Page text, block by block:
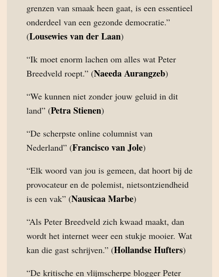
grenzen van smaak heen gaat, is een essentieel
onderdeel van een gezonde democratie.”
(Lousewies van der Laan)
“Ik moet enorm lachen om alles wat Peter
Breedveld roept.” (Naeeda Aurangzeb)
“We kunnen niet zonder jouw geluid in dit
land” (Petra Stienen)
“De scherpste online columnist van
Nederland” (Francisco van Jole)
“Elk woord van jou is gemeen, dat hoort bij de
provocateur en de polemist, nietsontziendheid
is een vak” (Nausicaa Marbe)
“Als Peter Breedveld zich kwaad maakt, dan
wordt het internet weer een stukje mooier. Wat
kan die gast schrijven.” (Hollandse Hufters)
“De kritische en vlijmscherpe blogger Peter